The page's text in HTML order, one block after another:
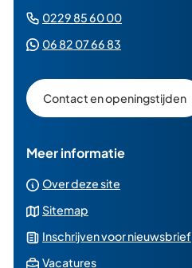
0229 85 60 00(Verwijst
06 82 07 66 83
een
Whatsapp
Contact en openingstijden
Meer informatie
Over deze site
Sitemap
Inschrijven voor nieuwsbrief
Vacatures(Verwijst